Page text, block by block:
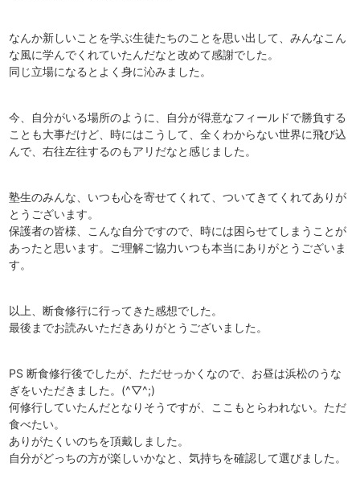
なんか新しいことを学ぶ生徒たちのことを思い出して、みんなこん
な風に学んでくれていたんだなと改めて感謝でした。
同じ立場になるとよく身に沁みました。
今、自分がいる場所のように、自分が得意なフィールドで勝負する
ことも大事だけど、時にはこうして、全くわからない世界に飛び込
んで、右往左往するのもアリだなと感じました。
塾生のみんな、いつも心を寄せてくれて、ついてきてくれてありが
とうございます。
保護者の皆様、こんな自分ですので、時には困らせてしまうことが
あったと思います。ご理解ご協力いつも本当にありがとうございま
す。
以上、断食修行に行ってきた感想でした。
最後までお読みいただきありがとうございました。
PS 断食修行後でしたが、ただせっかくなので、お昼は浜松のうな
ぎをいただきました。(^▽^;)
何修行していたんだとなりそうですが、ここもとらわれない。ただ
食べたい。
ありがたくいのちを頂戴しました。
自分がどっちの方が楽しいかなと、気持ちを確認して選びました。